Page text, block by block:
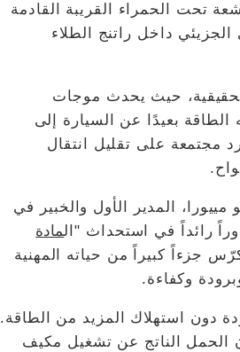
تحت الحمراء القريبة القادمة
داخل راتنج الطلاء
حيث يحدث موجات
بعيدًا عن السيارة إلى
مجتمعة على تقليل انتقال
المدير الأول والخبير في
رائداً في استحداث "المادة
جزءاً كبيراً من حياته المهنية
وكفاءة.
دون استهلاك المزيد من الطاقة.
الحمل الناتج عن تشغيل مكيف